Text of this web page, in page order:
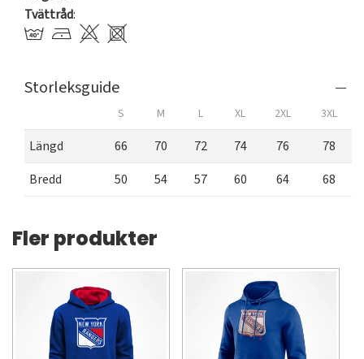
Tvättråd:
Storleksguide
S M L XL 2XL 3XL
Längd 66 70 72 74 76
78
Bredd
50 54 57 60 64 68
Fler produkter